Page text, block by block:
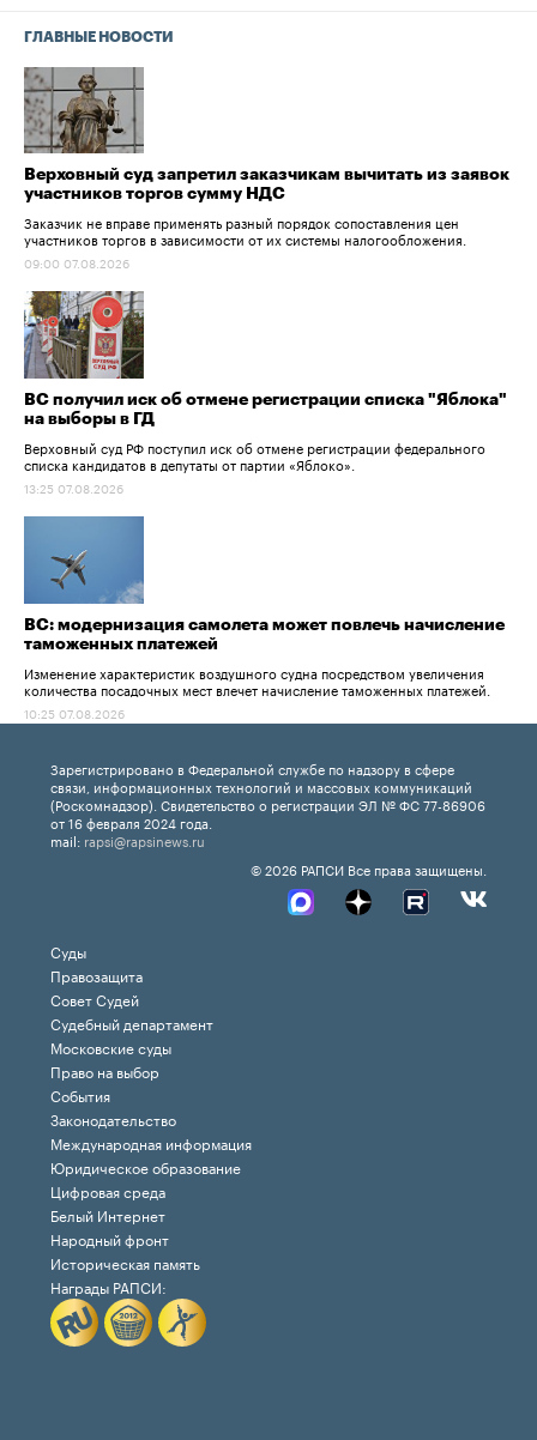
ГЛАВНЫЕ НОВОСТИ
Верховный суд запретил заказчикам вычитать из заявок
участников торгов сумму НДС
Заказчик не вправе применять разный порядок сопоставления цен
участников торгов в зависимости от их системы налогообложения.
09:00 07.08.2026
ВС получил иск об отмене регистрации списка "Яблока"
на выборы в ГД
Верховный суд РФ поступил иск об отмене регистрации федерального
списка кандидатов в депутаты от партии «Яблоко».
13:25 07.08.2026
ВС: модернизация самолета может повлечь начисление
таможенных платежей
Изменение характеристик воздушного судна посредством увеличения
количества посадочных мест влечет начисление таможенных платежей.
10:25 07.08.2026
Зарегистрировано в Федеральной службе по надзору в сфере
связи, информационных технологий и массовых коммуникаций
(Роскомнадзор). Свидетельство о регистрации ЭЛ № ФС 77-86906
от 16 февраля 2024 года.
mail: rapsi@rapsinews.ru
© 2026 РАПСИ Все права защищены.
Суды
Правозащита
Совет Судей
Судебный департамент
Московские суды
Право на выбор
События
Законодательство
Международная информация
Юридическое образование
Цифровая среда
Белый Интернет
Народный фронт
Историческая память
Награды РАПСИ: